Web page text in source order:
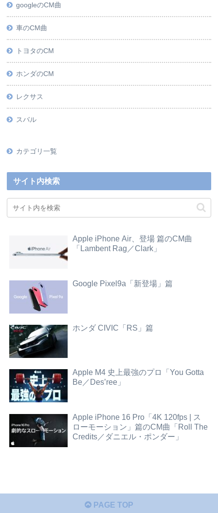
googleのCM曲
車のCM曲
トヨタのCM
ホンダのCM
レクサス
スバル
カテゴリ一覧
サイト内検索
Apple iPhone Air、登場 篇のCM曲
「Lambent Rag／Clark」
Google Pixel9a「新登場」篇
ホンダ CIVIC「RS」篇
Apple M4 史上最強のプロ「You Gotta
Be／Des’ree」
Apple iPhone 16 Pro「4K 120fps | ス
ローモーション」篇のCM曲「Roll The
Credits／ダニエル・ポンダー」
PAGE TOP